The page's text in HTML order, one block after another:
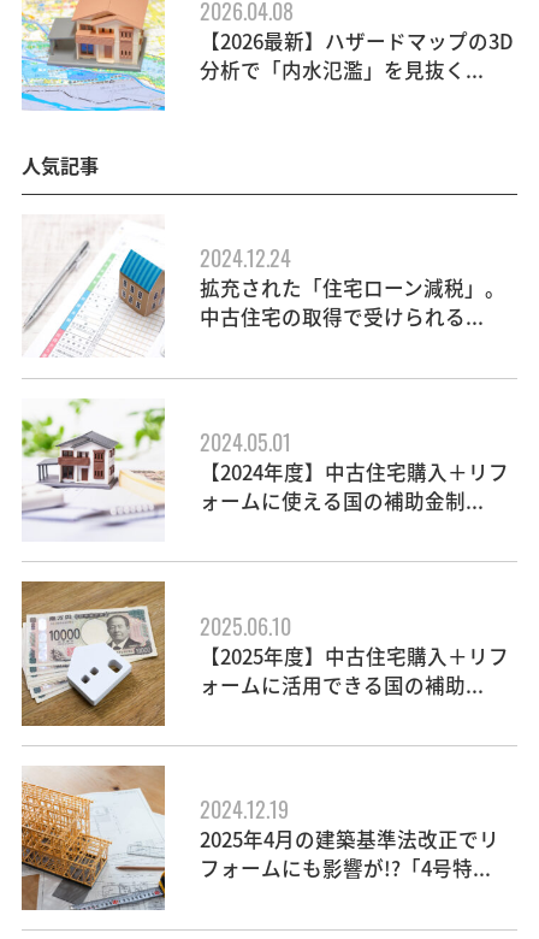
2026.04.08
【2026最新】ハザードマップの3D
分析で「内水氾濫」を見抜く...
人気記事
2024.12.24
拡充された「住宅ローン減税」。
中古住宅の取得で受けられる...
2024.05.01
【2024年度】中古住宅購入＋リフ
ォームに使える国の補助金制...
2025.06.10
【2025年度】中古住宅購入＋リフ
ォームに活用できる国の補助...
2024.12.19
2025年4月の建築基準法改正でリ
フォームにも影響が!?「4号特...